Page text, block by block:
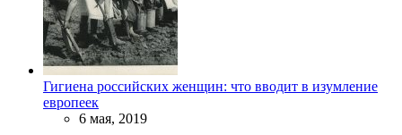
Гигиена российских женщин: что вводит в изумление
европеек
6 мая, 2019